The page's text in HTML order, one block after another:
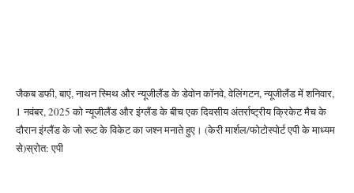
जैकब डफी, बाएं, नाथन स्मिथ और न्यूजीलैंड के डेवोन कॉनवे, वेलिंगटन, न्यूजीलैंड में शनिवार,
1 नवंबर, 2025 को न्यूजीलैंड और इंग्लैंड के बीच एक दिवसीय अंतर्राष्ट्रीय क्रिकेट मैच के
दौरान इंग्लैंड के जो रूट के विकेट का जश्न मनाते हुए। (केरी मार्शल/फोटोस्पोर्ट एपी के माध्यम
से)स्रोत: एपी